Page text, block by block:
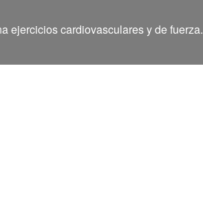
ejercicios cardiovasculares y de fuerza.